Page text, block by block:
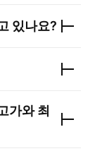
있나요?
가와 최